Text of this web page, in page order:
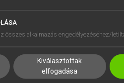
SÚGÓ
RÓLUNK
ELÉRHETŐSÉG
összes alkalmazás engedélyezéséhez/
Kiválasztottak
elfogadása